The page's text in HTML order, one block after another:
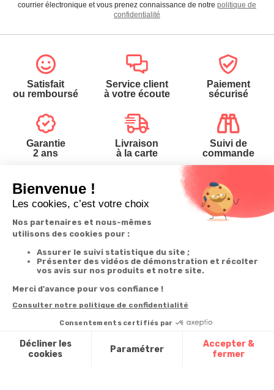
courrier électronique et vous prenez connaissance de notre politique de
confidentialité
Satisfait
ou remboursé
Service client
à votre écoute
Paiement
sécurisé
Garantie
2 ans
Livraison
à la carte
Suivi de
commande
Votre
commande
Suivi de
commande
Livraison
Paiement facilité
Satisfait ou
ou échange
Codes
promotionnels
Nos services
Besoin d'aide
Abonnement à la
newsletter
Désabonnement à
la newsletter
Questions
Contactez-nous
50005
Messenger
Par email :
Contactez-
nous